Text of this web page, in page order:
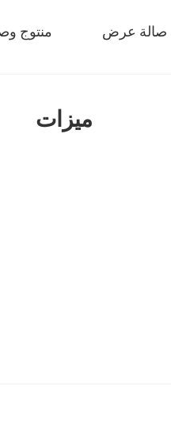
صالة عرض منتوج
ميزات